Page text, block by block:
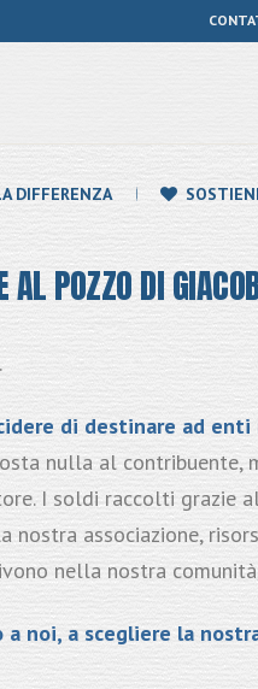
DIFFERENZA
POZZO DI
di destinare ad enti
nulla al contribuente,
I soldi raccolti grazie
associazione,
nella nostra
noi, a scegliere la